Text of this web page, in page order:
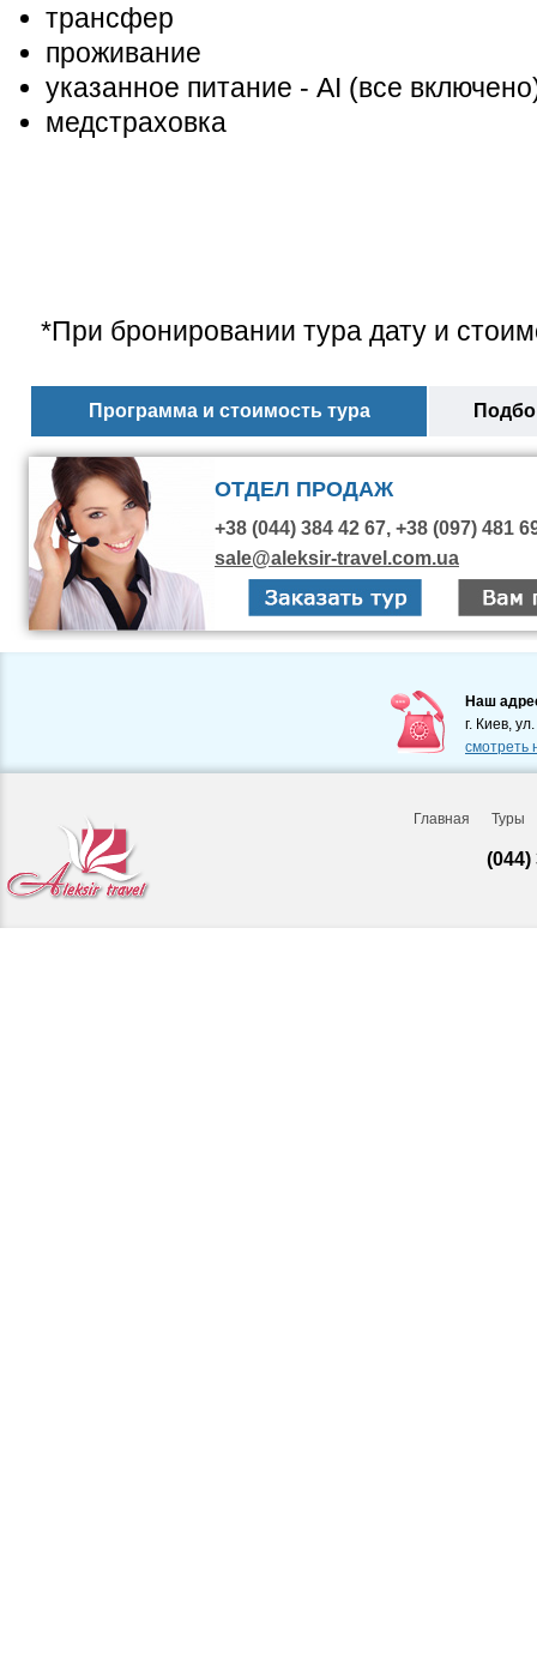
трансфер
проживание
указанное питание - AI (все
медстраховка
*При бронировании тура дату и
Программа и стоимость тура
ОТДЕЛ ПРОДАЖ
+38 (044) 384 42 67, +38 (097) 481
sale@aleksir-travel.com.ua
Наш
г. Киев,
смотреть
Главная Туры
(044)